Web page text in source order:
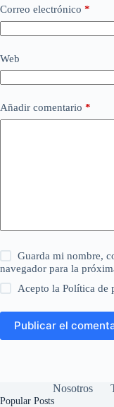
Correo electrónico *
Web
Añadir comentario *
Guarda mi nombre,
navegador para la
Acepto laPolítica de
Publicar el
Nosotros
Popular Posts